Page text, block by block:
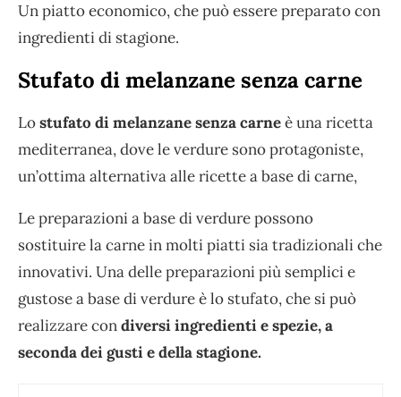
Un piatto economico, che può essere preparato con
ingredienti di stagione.
Stufato di melanzane senza carne
Lostufato di melanzane senza carneè una ricetta
mediterranea, dove le verdure sono protagoniste,
un’ottima alternativa alle ricette a base di carne,
Le preparazioni a base di verdure possono
sostituire la carne in molti piatti sia tradizionali che
innovativi. Una delle preparazioni più semplici e
gustose a base di verdure è lo stufato, che si può
realizzare condiversi ingredienti e spezie, a
seconda dei gusti e della stagione.